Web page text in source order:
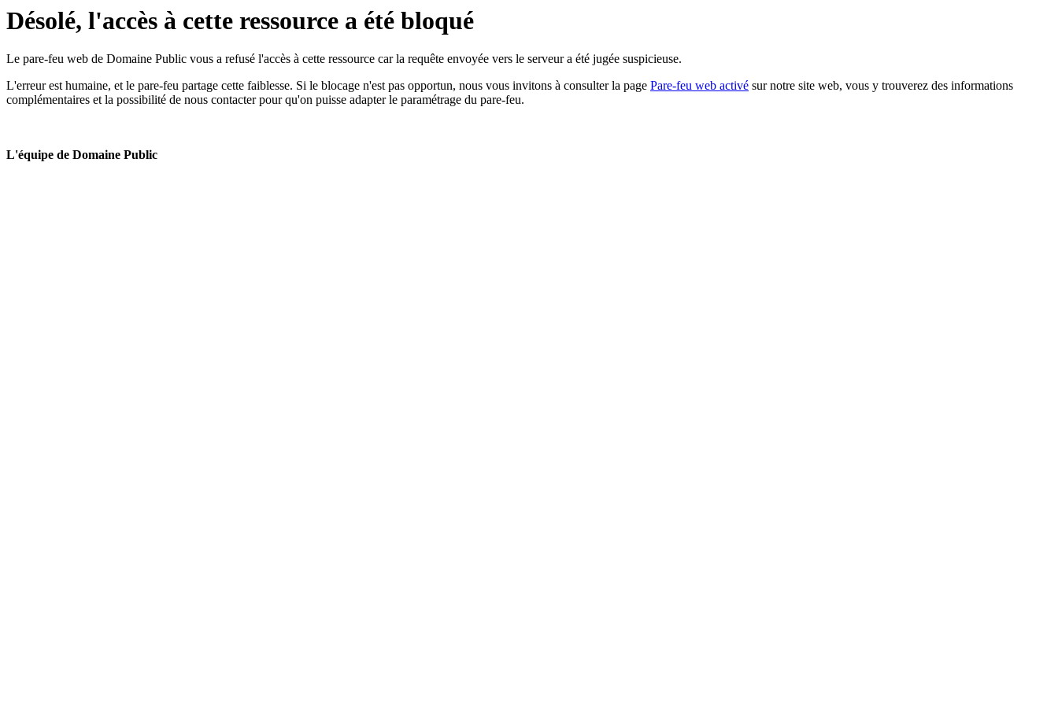
Désolé, l'accès à cette ressource a été bloqué
Le pare-feu web de Domaine Public vous a refusé l'accès à cette ressource car la requête envoyée vers le serveur a été jugée suspicieuse.
L'erreur est humaine, et le pare-feu partage cette faiblesse. Si le blocage n'est pas opportun, nous vous invitons à consulter la page Pare-feu web activé sur notre site web, vous y trouverez des informations
complémentaires et la possibilité de nous contacter pour qu'on puisse adapter le paramétrage du pare-feu.
L'équipe de Domaine Public